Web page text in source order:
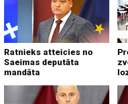
Ratnieks atteicies no
Saeimas deputāta
mandāta